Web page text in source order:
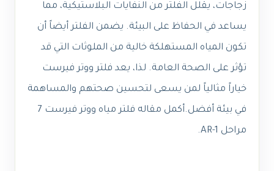
زجاجات، يقلل الفلتر من النفايات البلاستيكية، مما
يساعد في الحفاظ على البيئة. يضمن الفلتر أيضاً أن
تكون المياه المستهلكة خالية من الملوثات التي قد
تؤثر على الصحة العامة. لذا، يعد فلتر ووتر فيرست
خياراً مثالياً لمن يسعى لتحسين صحتهم والمساهمة
في بيئة أفضل.أكمل مقاله فلتر مياه ووتر فيرست 7
مراحل AR-1.